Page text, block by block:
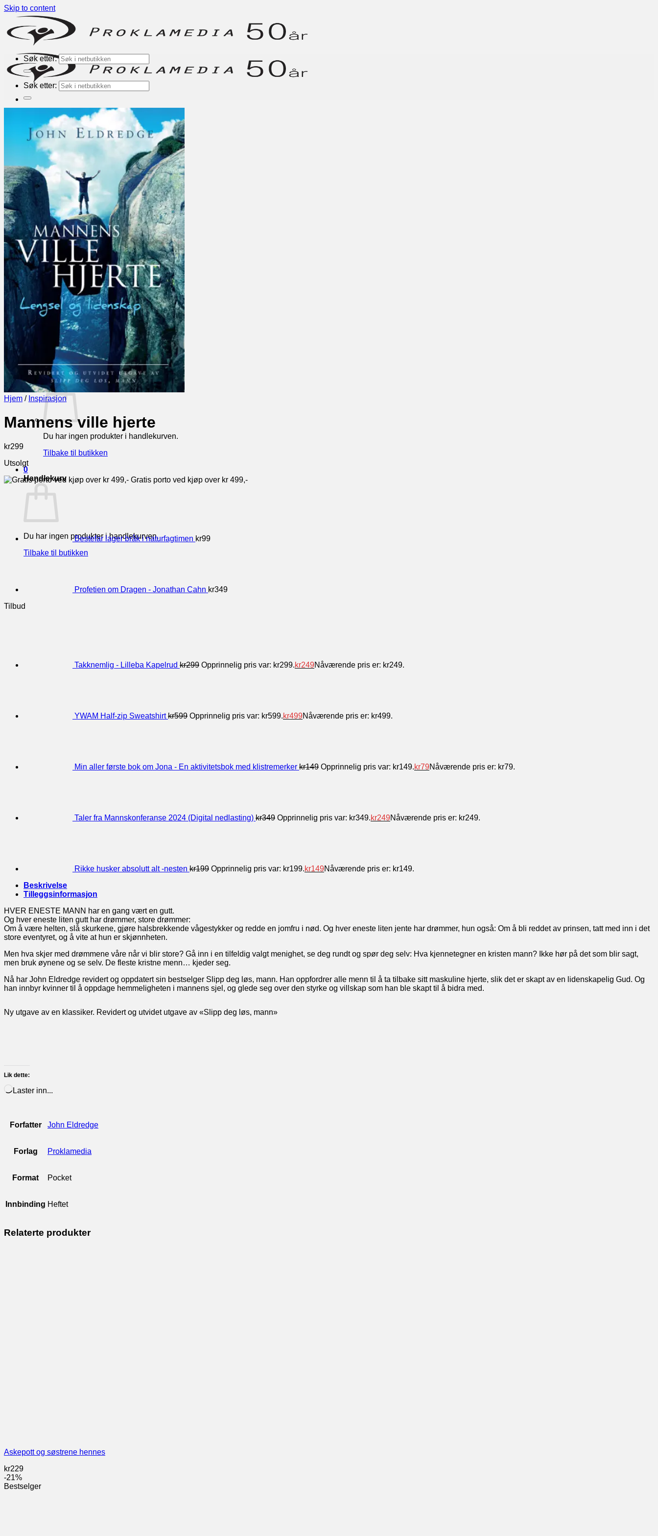
Skip to content
Nyheter
Bøker
Kategorier
Inspirasjon
Andaktsbøker
Alphakurs
Engelske
Andre forlag
TEMA
Bønn
Evangelisering
Misjon
Familieliv
Trosforsvar
Biografier
Barn og Unge
Barn
Aktivitetsbøker for barn
Ungdom
Konfirmasjon
SOMMERSALG
Bibler
Hjem
Du har ingen produkter i handlekurven.
Tilbake til butikken
0
Handlekurv
Du har ingen produkter i handlekurven.
Tilbake til butikken
Søk etter:
Søk etter:
Hjem / Inspirasjon
Mannens ville hjerte
kr299
Utsolgt
Gratis porto ved kjøp over kr 499,-
Bestefar lager bråk i naturfagtimen kr99
Profetien om Dragen - Jonathan Cahn kr349
Tilbud
Takknemlig - Lilleba Kapelrud kr299 Opprinnelig pris var: kr299.kr249Nåværende pris er: kr249.
YWAM Half-zip Sweatshirt kr599 Opprinnelig pris var: kr599.kr499Nåværende pris er: kr499.
Min aller første bok om Jona - En aktivitetsbok med klistremerker kr149 Opprinnelig pris var: kr149.kr79Nåværende pris er: kr79.
Taler fra Mannskonferanse 2024 (Digital nedlasting) kr349 Opprinnelig pris var: kr349.kr249Nåværende pris er: kr249.
Rikke husker absolutt alt -nesten kr199 Opprinnelig pris var: kr199.kr149Nåværende pris er: kr149.
Beskrivelse
Tilleggsinformasjon
HVER ENESTE MANN har en gang vært en gutt.
Og hver eneste liten gutt har drømmer, store drømmer:
Om å være helten, slå skurkene, gjøre halsbrekkende vågestykker og redde en jomfru i nød. Og hver eneste liten jente har drømmer, hun også: Om å bli reddet av prinsen, tatt med inn i det
store eventyret, og å vite at hun er skjønnheten.
Men hva skjer med drømmene våre når vi blir store? Gå inn i en tilfeldig valgt menighet, se deg rundt og spør deg selv: Hva kjennetegner en kristen mann? Ikke hør på det som blir sagt,
men bruk øynene og se selv. De fleste kristne menn… kjeder seg.
Nå har John Eldredge revidert og oppdatert sin bestselger Slipp deg løs, mann. Han oppfordrer alle menn til å ta tilbake sitt maskuline hjerte, slik det er skapt av en lidenskapelig Gud. Og
han innbyr kvinner til å oppdage hemmeligheten i mannens sjel, og glede seg over den styrke og villskap som han ble skapt til å bidra med.
Ny utgave av en klassiker. Revidert og utvidet utgave av «Slipp deg løs, mann»
Lik dette:
Laster inn...
Forfatter John Eldredge
Forlag Proklamedia
Format Pocket
Innbinding Heftet
Relaterte produkter
Askepott og søstrene hennes
kr229
-21%
Bestselger